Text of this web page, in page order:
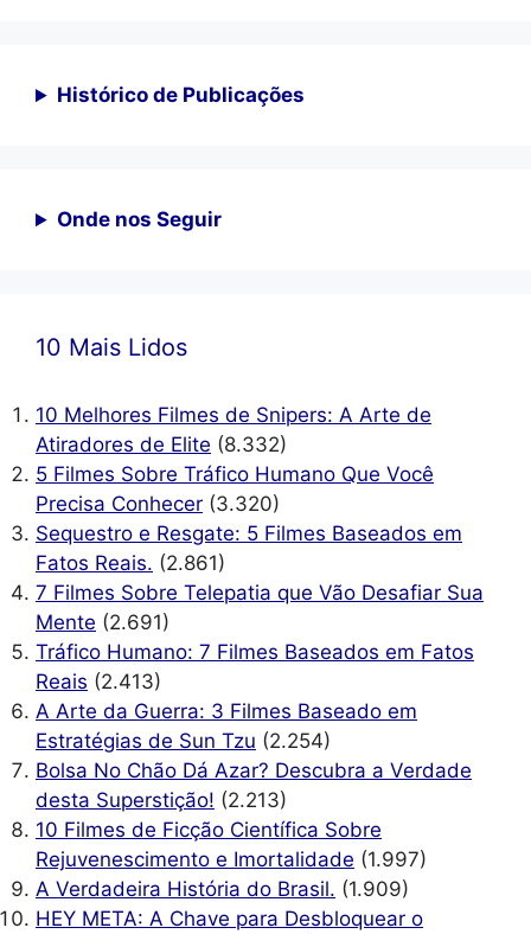
Histórico de Publicações
Onde nos Seguir
10 Mais Lidos
10 Melhores Filmes de Snipers: A Arte de
Atiradores de Elite (8.332)
5 Filmes Sobre Tráfico Humano Que Você
Precisa Conhecer (3.320)
Sequestro e Resgate: 5 Filmes Baseados em
Fatos Reais. (2.861)
7 Filmes Sobre Telepatia que Vão Desafiar Sua
Mente (2.691)
Tráfico Humano: 7 Filmes Baseados em Fatos
Reais (2.413)
A Arte da Guerra: 3 Filmes Baseado em
Estratégias de Sun Tzu (2.254)
Bolsa No Chão Dá Azar? Descubra a Verdade
desta Superstição! (2.213)
10 Filmes de Ficção Científica Sobre
Rejuvenescimento e Imortalidade (1.997)
A Verdadeira História do Brasil. (1.909)
HEY META: A Chave para Desbloquear o